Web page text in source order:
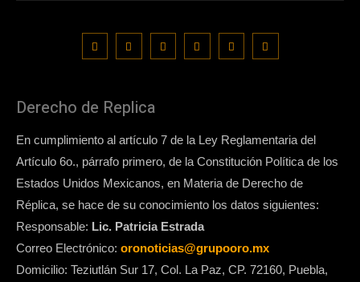
Derecho de Replica
En cumplimiento al artículo 7 de la Ley Reglamentaria del
Artículo 6o., párrafo primero, de la Constitución Política de los
Estados Unidos Mexicanos, en Materia de Derecho de
Réplica, se hace de su conocimiento los datos siguientes:
Responsable: Lic. Patricia Estrada
Correo Electrónico: oronoticias@grupooro.mx
Domicilio: Teziutlán Sur 17, Col. La Paz, CP. 72160, Puebla,